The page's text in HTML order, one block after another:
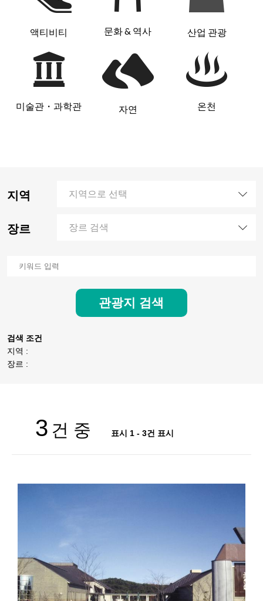
액티비티 문화 & 역사 산업 관광
미술관・과학관 자연 온천
지역 지역으로 선택
장르 장르 검색
관광지 검색
검색 조건
지역 :
장르 :
3 건 중 표시 1 - 3건 표시